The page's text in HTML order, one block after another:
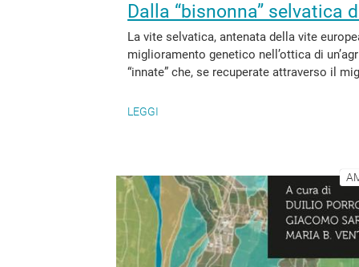
Dalla “bisnonna” selvatica
La vite selvatica, antenata della vite
miglioramento genetico nell’ottica di
“innate” che, se recuperate attraverso il
LEGGI